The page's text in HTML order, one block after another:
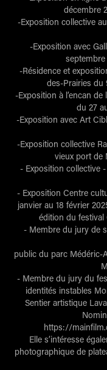
décembre
-Exposition collective
-Exposition avec
-Résidence et
des-Prairies du
-Exposition à l’encan
du 27
-Exposition avec Art
-Exposition collective
vieux port de
- Exposition collective
- Exposition Centre
janvier au 18 février
édition du festival
- Membre du jury de
public du parc Médéric-
- Membre du jury du
identités instables
Sentier artistique
https://
Elle s’intéresse
photographique de